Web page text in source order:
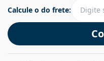
Calcule o do frete: